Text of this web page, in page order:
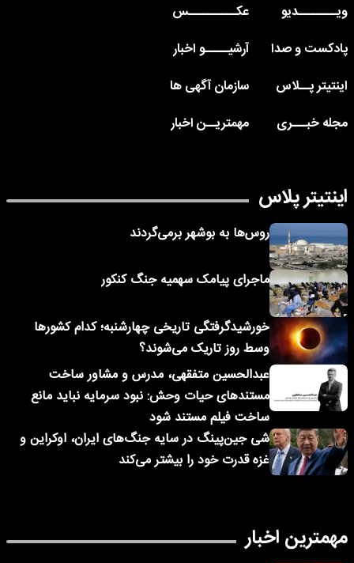
ویــــــــدیو
عکــــــــــس
پادکست و صدا
آرشیـــــو اخبار
اینتیتر پــلاس
سازمان آگهی ها
مجله خبـــری
مهمتریــن اخبار
اینتیتر پلاس
روس‌ها به بوشهر برمی‌گردند
ماجرای پیامک‌ سهمیه جنگ کنکور
خورشیدگرفتگی تاریخی چهارشنبه؛ کدام کشورها
وسط روز تاریک می‌شوند؟
عبدالحسین متفقهی، مدرس و مشاور ساخت
مستندهای حیات وحش: نبود سرمایه نباید مانع
ساخت فیلم مستند شود
شی جین‌پینگ در سایه جنگ‌های ایران، اوکراین و
غزه قدرت خود را بیشتر می‌کند
مهمترین اخبار